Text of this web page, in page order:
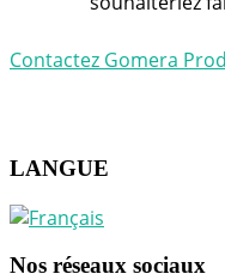
Contactez Gomera
LANGUE
Nos réseaux sociaux